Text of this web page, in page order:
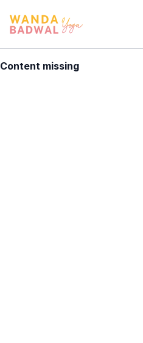
Content missing